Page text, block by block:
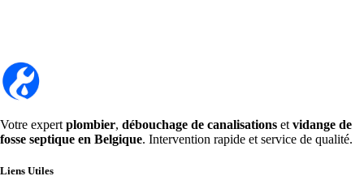
Votre expert plombier, débouchage de canalisations et vidange de
fosse septique en Belgique. Intervention rapide et service de qualité.
Liens Utiles